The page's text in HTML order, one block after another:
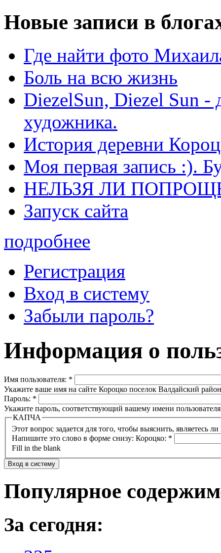
Новые записи в
Где найти фото
Боль на всю жизнь
DiezelSun, Diezel Sun -
художника.
История деревни
Моя первая запись :).
НЕЛЬЗЯ ЛИ
Запуск сайта
подробнее
Регистрация
Вход в систему
Забыли пароль?
Информация о
Имя пользователя: *
Укажите ваше имя на сайте Короцко поселок Валдайский
Пароль: *
Укажите пароль, соответствующий вашему имени
КАПЧА
Напишите это слово в форме снизу: Короцко: *
Fill in the blank
Популярное
За сегодня: